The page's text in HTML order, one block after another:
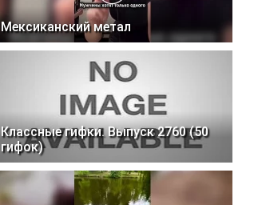
Мексиканский метал
Классные гифки. Выпуск 2760 (50
гифок)